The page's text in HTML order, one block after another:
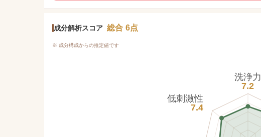
成分解析スコア 総合 6点
※ 成分構成からの推定値です
洗浄力
7.2
低刺激性
7.4